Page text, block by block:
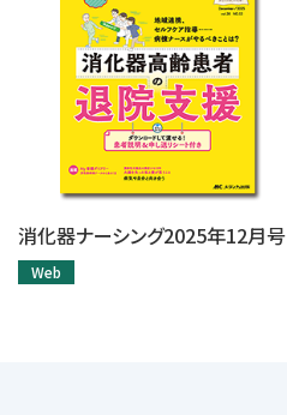
消化器ナーシング2025年12月号
Web